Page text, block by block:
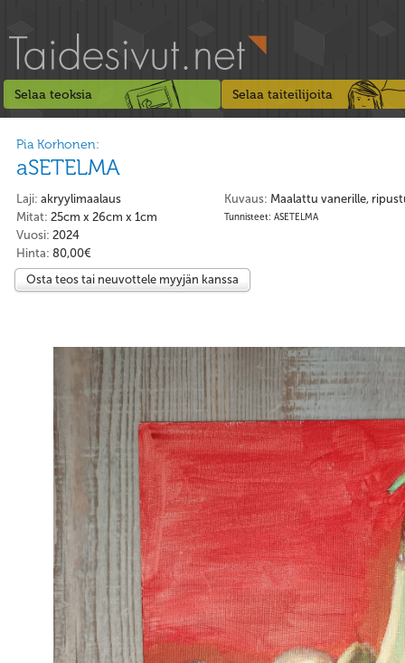
Selaa teoksia Selaa taiteilijoita
Pia Korhonen:
aSETELMA
Kuvaus: Maalattu vanerille,
Tunnisteet: ASETELMA
Laji: akryylimaalaus
Mitat: 25cm x 26cm x 1cm
Vuosi: 2024
Hinta: 80,00€
Osta teos tai neuvottele myyjän kanssa